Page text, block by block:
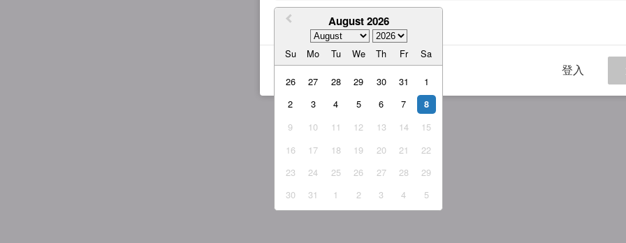
August 2026
Su Mo Tu We Th Fr Sa
26 27 28 29 30 31
1
2
3 4 5 6 7 8
9 10 11 12 13 14
15
16
17 18 19 20 21
22
23
24 25 26 27 28
29
30
31 1 2 3 4 5
我同意 服務條款與隱私權政策
登入